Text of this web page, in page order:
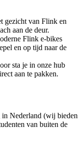
gezicht van Flink en
aan de deur.
Flink e-bikes
en op tijd naar de
sta je in onze hub
aan te pakken.
in Nederland (wij bieden
van buiten de